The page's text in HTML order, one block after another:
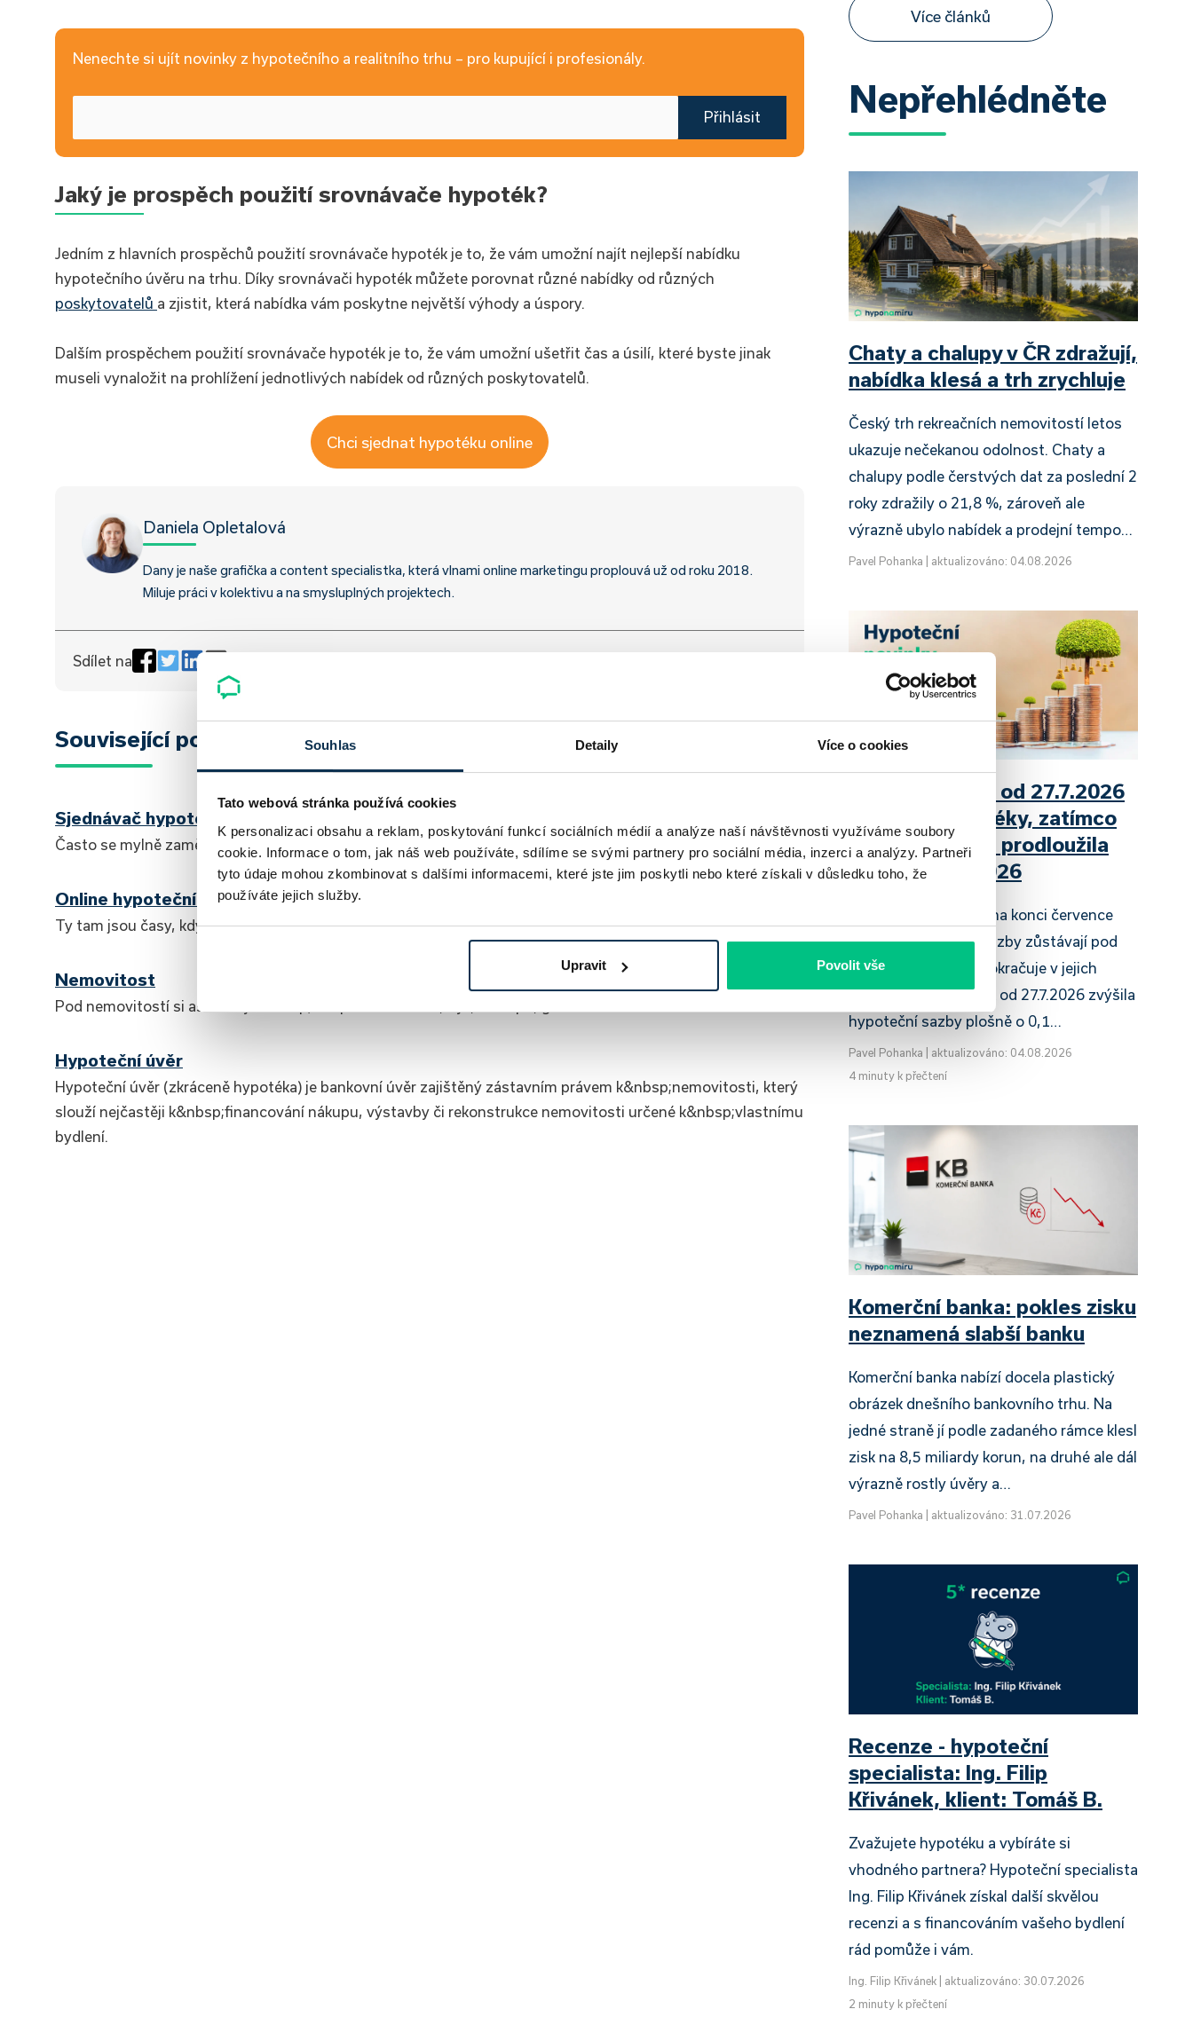
Souhlas Detaily Více o cookies
Tato webová stránka používá cookies
K personalizaci obsahu a reklam, poskytování funkcí sociálních médií a analýze naší návštěvnosti využíváme soubory
cookie. Informace o tom, jak náš web používáte, sdílíme se svými partnery pro sociální média, inzerci a analýzy. Partneři
tyto údaje mohou zkombinovat s dalšími informacemi, které jste jim poskytli nebo které získali v důsledku toho, že
používáte jejich služby.
Upravit Povolit vše
Nenechte si ujít novinky z hypotečního a realitního trhu – pro kupující i profesionály.
Přihlásit
Jaký je prospěch použití srovnávače hypoték?
Jedním z hlavních prospěchů použití srovnávače hypoték je to, že vám umožní najít nejlepší nabídku
hypotečního úvěru na trhu. Díky srovnávači hypoték můžete porovnat různé nabídky od různých
poskytovatelů a zjistit, která nabídka vám poskytne největší výhody a úspory.
Dalším prospěchem použití srovnávače hypoték je to, že vám umožní ušetřit čas a úsilí, které byste jinak
museli vynaložit na prohlížení jednotlivých nabídek od různých poskytovatelů.
Chci sjednat hypotéku online
Daniela Opletalová
Dany je naše grafička a content specialistka, která vlnami online marketingu proplouvá už od roku 2018.
Miluje práci v kolektivu a na smysluplných projektech.
Sdílet na
Související pojmy
Sjednávač hypoték
Často se mylně zaměňuje s výrazem „srovnávač“ hypoték.
Online hypoteční specialisté
Ty tam jsou časy, kdy jste kvůli žádosti o úvěr museli obíhat banky a prosit je o nabídku úvěrových možností.
Nemovitost
Pod nemovitostí si asi každý z&nbsp;nás představí dům, byt, chalupu, garáž.
Hypoteční úvěr
Hypoteční úvěr (zkráceně hypotéka) je bankovní úvěr zajištěný zástavním právem k&nbsp;nemovitosti, který
slouží nejčastěji k&nbsp;financování nákupu, výstavby či rekonstrukce nemovitosti určené k&nbsp;vlastnímu
bydlení.
Více článků
Nepřehlédněte
Chaty a chalupy v ČR zdražují,
nabídka klesá a trh zrychluje
Český trh rekreačních nemovitostí letos
ukazuje nečekanou odolnost. Chaty a
chalupy podle čerstvých dat za poslední 2
roky zdražily o 21,8 %, zároveň ale
výrazně ubylo nabídek a prodejní tempo…
Pavel Pohanka aktualizováno: 04.08.2026
UniCredit Bank od 27.7.2026
zdražuje hypotéky, zatímco
Raiffeisenbank prodloužila
slevu do 6.9.2026
Český hypoteční trh na konci července
2026 potvrzuje, že sazby zůstávají pod
tlakem a část bank pokračuje v jejich
růstu. UniCredit Bank od 27.7.2026 zvýšila
hypoteční sazby plošně o 0,1…
Pavel Pohanka
aktualizováno: 04.08.2026
4 minuty k přečtení
Komerční banka: pokles zisku
neznamená slabší banku
Komerční banka nabízí docela plastický
obrázek dnešního bankovního trhu. Na
jedné straně jí podle zadaného rámce klesl
zisk na 8,5 miliardy korun, na druhé ale dál
výrazně rostly úvěry a…
Pavel Pohanka aktualizováno: 31.07.2026
Recenze - hypoteční
specialista: Ing. Filip
Křivánek, klient: Tomáš B.
Zvažujete hypotéku a vybíráte si
vhodného partnera? Hypoteční specialista
Ing. Filip Křivánek získal další skvělou
recenzi a s financováním vašeho bydlení
rád pomůže i vám.
Ing. Filip Křivánek
aktualizováno: 30.07.2026
2 minuty k přečtení